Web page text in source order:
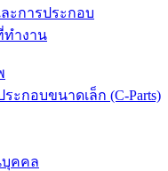
ะการประกอบ
ทำงาน
ะกอบขนาดเล็ก (C-Parts)
คคล